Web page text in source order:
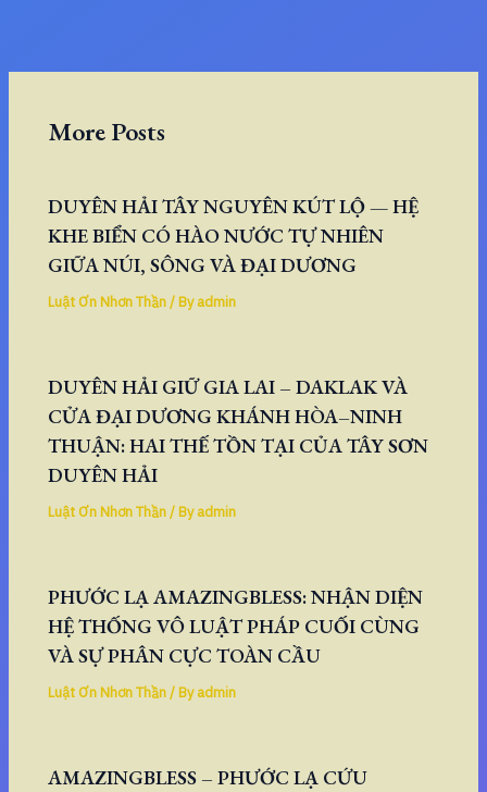
More Posts
DUYÊN HẢI TÂY NGUYÊN KÚT LỘ — HỆ
KHE BIỂN CÓ HÀO NƯỚC TỰ NHIÊN
GIỮA NÚI, SÔNG VÀ ĐẠI DƯƠNG
Luật Ơn Nhơn Thần/ Byadmin
DUYÊN HẢI GIỮ GIA LAI – DAKLAK VÀ
CỬA ĐẠI DƯƠNG KHÁNH HÒA–NINH
THUẬN: HAI THẾ TỒN TẠI CỦA TÂY SƠN
DUYÊN HẢI
Luật Ơn Nhơn Thần/ Byadmin
PHƯỚC LẠ AMAZINGBLESS: NHẬN DIỆN
HỆ THỐNG VÔ LUẬT PHÁP CUỐI CÙNG
VÀ SỰ PHÂN CỰC TOÀN CẦU
Luật Ơn Nhơn Thần/ Byadmin
AMAZINGBLESS – PHƯỚC LẠ CỨU